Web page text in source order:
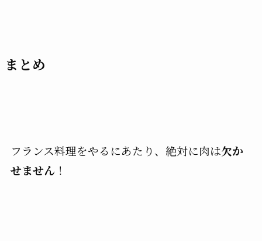
まとめ
フランス料理をやるにあたり、絶対に肉は欠か
せません ！